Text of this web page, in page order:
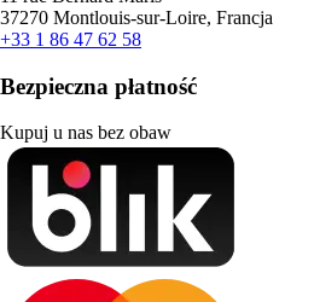
37270 Montlouis-sur-Loire, Francja
+33 1 86 47 62 58
Bezpieczna płatność
Kupuj u nas bez obaw